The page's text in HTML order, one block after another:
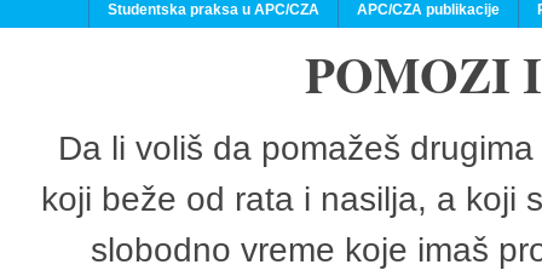
APC/CZA publikacije
Studentska praksa u APC/CZA
POMOZI
Da li voliš da pomažeš
koji beže od rata i nasilja, a koji
slobodno vreme koje imaš